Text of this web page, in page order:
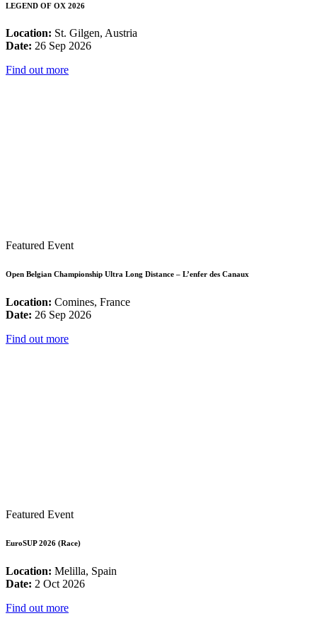
LEGEND OF OX 2026
Location: St. Gilgen, Austria
Date: 26 Sep 2026
Find out more
Featured Event
Open Belgian Championship Ultra Long Distance – L’enfer des Canaux
Location: Comines, France
Date: 26 Sep 2026
Find out more
Featured Event
EuroSUP 2026 (Race)
Location: Melilla, Spain
Date: 2 Oct 2026
Find out more